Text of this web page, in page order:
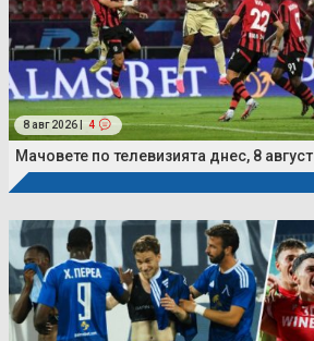
8 авг 2026 | 4
Мачовете по телевизията днес, 8 август